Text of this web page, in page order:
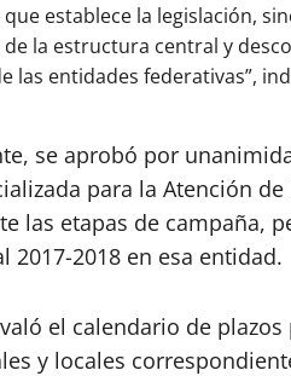
establece la legislación,
la estructura central y
las entidades federativas”,
se aprobó por
para la Atención
las etapas de campaña,
2017-2018 en esa entidad.
el calendario de
y locales